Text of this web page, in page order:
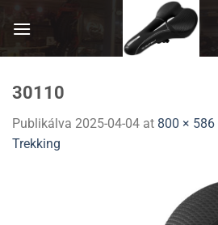
30110
Publikálva 2025-04-04 at 800 × 586
Trekking